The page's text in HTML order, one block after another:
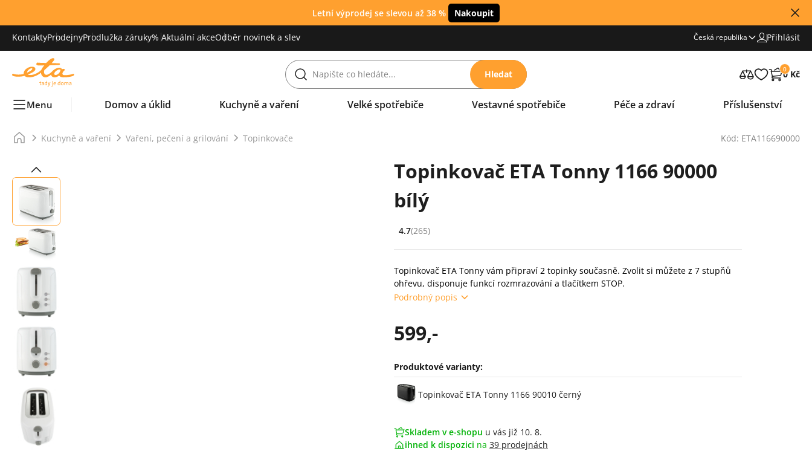
Letní výprodej se slevou až 38 % Nakoupit
KontaktyProdejnyProdlužka záruky% Aktuální akceOdběr novinek a slev Česká republika Přihlásit
Hledat 0
0 Kč
Menu Domov a úklid Kuchyně a vaření Velké spotřebiče Vestavné spotřebiče Péče a zdraví Příslušenství
Kuchyně a vaření Vaření, pečení a grilování Topinkovače Kód: ETA116690000
Topinkovač ETA Tonny 1166 90000
bílý
Hodnocení: 4.7 z 5 (265 recenzí)
4.7(265)
Topinkovač ETA Tonny vám připraví 2 topinky současně. Zvolit si můžete z 7 stupňů
ohřevu, disponuje funkcí rozmrazování a tlačítkem STOP.
Podrobný popis
599,-
Produktové varianty:
Varianty
Topinkovač ETA Tonny 1166 90010 černý
Skladem v e-shopu u vás již 10. 8.
ihned k dispozici na 39 prodejnách